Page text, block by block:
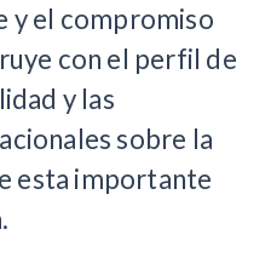
y el compromiso
con el perfil de
y las
sobre la
esta importante